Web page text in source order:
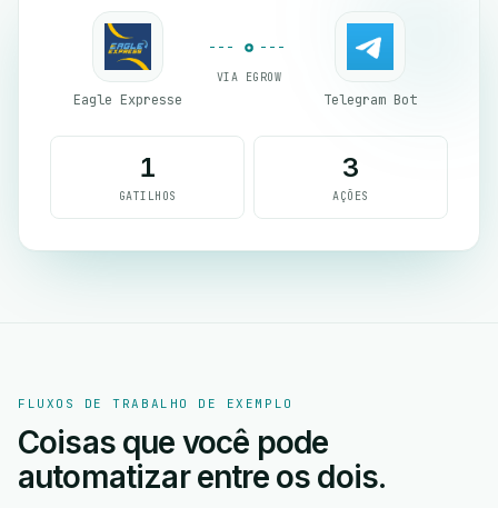
Eagle Expresse
VIA EGROW
Telegram Bot
1
GATILHOS
3
AÇÕES
FLUXOS DE TRABALHO DE EXEMPLO
Coisas que você pode
automatizar entre os dois.